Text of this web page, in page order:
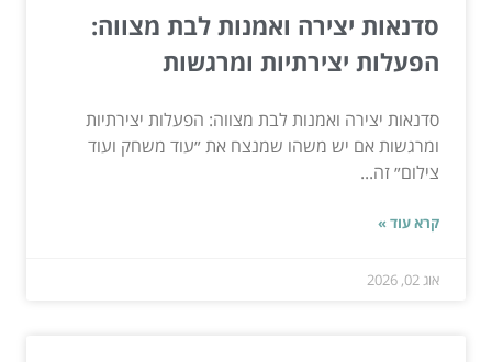
סדנאות יצירה ואמנות לבת מצווה:
הפעלות יצירתיות ומרגשות
סדנאות יצירה ואמנות לבת מצווה: הפעלות יצירתיות
ומרגשות אם יש משהו שמנצח את ״עוד משחק ועוד
צילום״ זה...
קרא עוד »
אוג 02, 2026